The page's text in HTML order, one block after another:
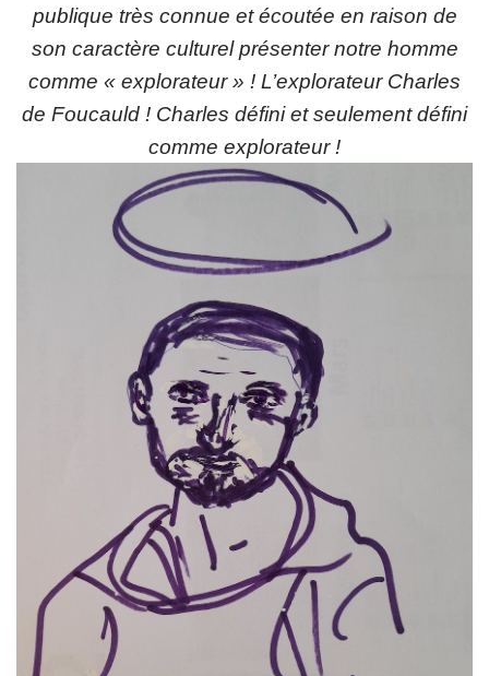
publique très connue et écoutée en raison de
son caractère culturel présenter notre homme
comme « explorateur » ! L’explorateur Charles
de Foucauld ! Charles défini et seulement défini
comme explorateur !